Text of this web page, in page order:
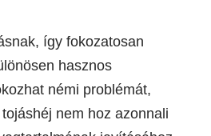
így fokozatosan
hasznos
némi problémát,
nem hoz azonnali